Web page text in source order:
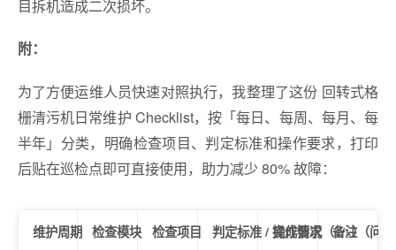
目拆机造成二次损坏。
附：
为了方便运维人员快速对照执行，我整理了这份 回转式格
栅清污机日常维护 Checklist，按「每日、每周、每月、每
半年」分类，明确检查项目、判定标准和操作要求，打印
后贴在巡检点即可直接使用，助力减少 80% 故障：
维护周期 检查模块 检查项目 判定标准 / 操作要求
完成情况（√/×）备注（问